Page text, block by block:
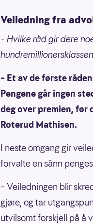
Veiledning fra
– Hvilke råd gir dere
– Et av de første
Pengene går ingen
deg over premien, før
Roterud Mathisen.
I neste omgang gir
forvalte en sånn
– Veiledningen blir
gjøre, og tar
utvilsomt forskjell på å